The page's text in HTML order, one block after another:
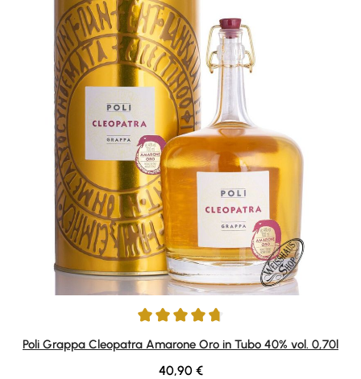
Durchschnittliche Bewertung von 4.86 von 5 Sternen
Poli Grappa Cleopatra Amarone Oro in Tubo 40% vol. 0,70l
Regulärer Preis:
40,90 €